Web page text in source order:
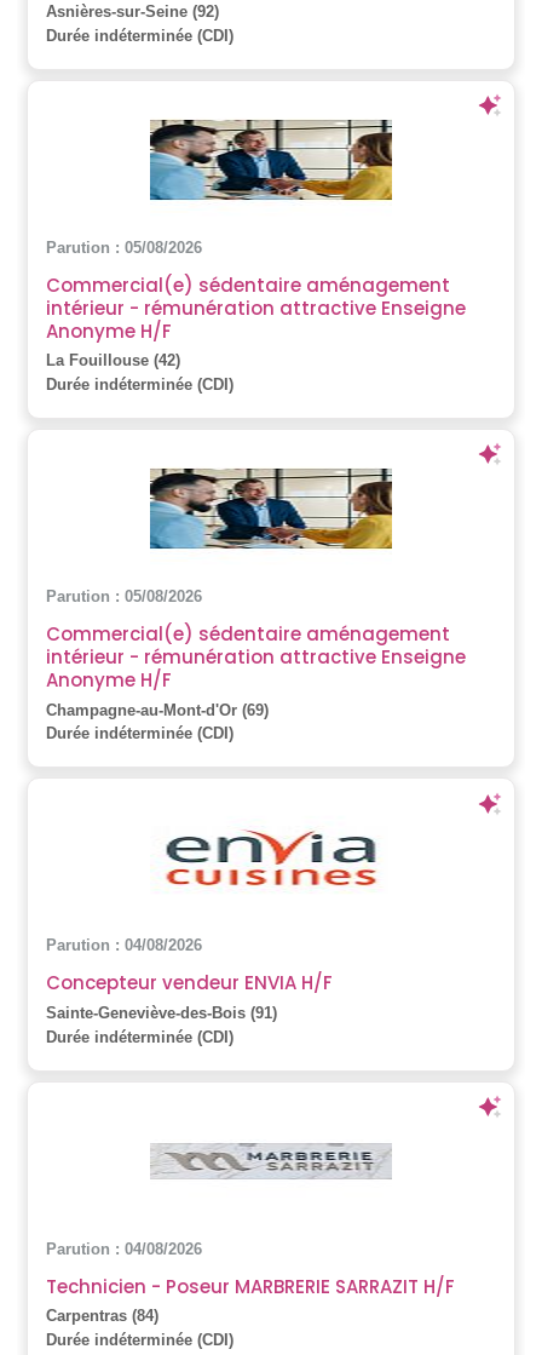
Asnières-sur-Seine (92)
Durée indéterminée (CDI)
Parution : 05/08/2026
Commercial(e) sédentaire aménagement
intérieur - rémunération attractive Enseigne
Anonyme H/F
La Fouillouse (42)
Durée indéterminée (CDI)
Parution : 05/08/2026
Commercial(e) sédentaire aménagement
intérieur - rémunération attractive Enseigne
Anonyme H/F
Champagne-au-Mont-d'Or (69)
Durée indéterminée (CDI)
Parution : 04/08/2026
Concepteur vendeur ENVIA H/F
Sainte-Geneviève-des-Bois (91)
Durée indéterminée (CDI)
Parution : 04/08/2026
Technicien - Poseur MARBRERIE SARRAZIT H/F
Carpentras (84)
Durée indéterminée (CDI)